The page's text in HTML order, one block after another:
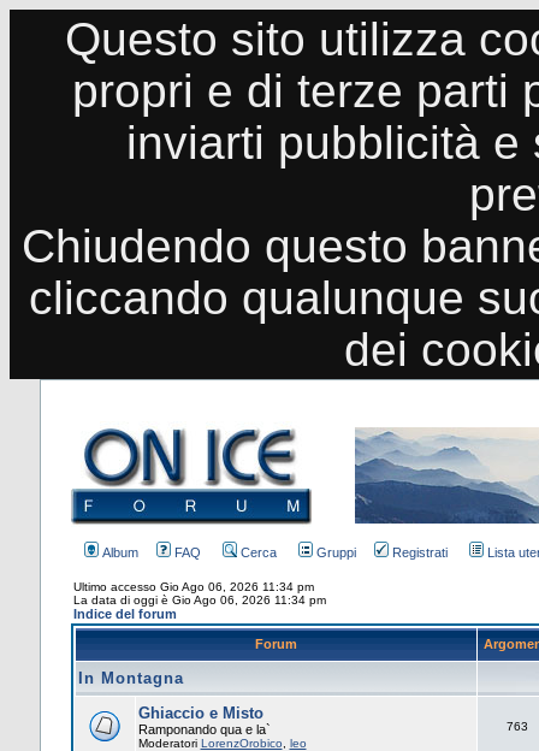
Questo sito utilizza
propri e di terze parti
inviarti pubblicità
Chiudendo questo
cliccando qualunque
dei
Album FAQ Cerca Gruppi Registrati Lista
Ultimo accesso Gio Ago 06, 2026 11:34 pm
La data di oggi è Gio Ago 06, 2026 11:34 pm
Indice del forum
Forum
In Montagna
Ghiaccio e Misto
Ramponando qua e la`
Moderatori LorenzOrobico leo
763